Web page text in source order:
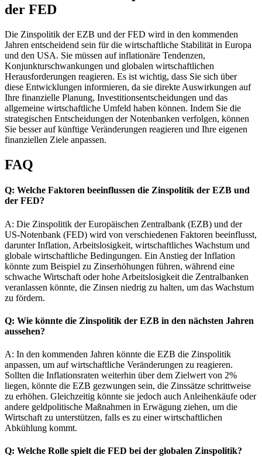
der FED
Die Zinspolitik der EZB und der FED wird in den kommenden
Jahren entscheidend sein für die wirtschaftliche Stabilität in Europa
und den USA. Sie müssen auf inflationäre Tendenzen,
Konjunkturschwankungen und globalen wirtschaftlichen
Herausforderungen reagieren. Es ist wichtig, dass Sie sich über
diese Entwicklungen informieren, da sie direkte Auswirkungen auf
Ihre finanzielle Planung, Investitionsentscheidungen und das
allgemeine wirtschaftliche Umfeld haben können. Indem Sie die
strategischen Entscheidungen der Notenbanken verfolgen, können
Sie besser auf künftige Veränderungen reagieren und Ihre eigenen
finanziellen Ziele anpassen.
FAQ
Q: Welche Faktoren beeinflussen die Zinspolitik der EZB und
der FED?
A: Die Zinspolitik der Europäischen Zentralbank (EZB) und der
US-Notenbank (FED) wird von verschiedenen Faktoren beeinflusst,
darunter Inflation, Arbeitslosigkeit, wirtschaftliches Wachstum und
globale wirtschaftliche Bedingungen. Ein Anstieg der Inflation
könnte zum Beispiel zu Zinserhöhungen führen, während eine
schwache Wirtschaft oder hohe Arbeitslosigkeit die Zentralbanken
veranlassen könnte, die Zinsen niedrig zu halten, um das Wachstum
zu fördern.
Q: Wie könnte die Zinspolitik der EZB in den nächsten Jahren
aussehen?
A: In den kommenden Jahren könnte die EZB die Zinspolitik
anpassen, um auf wirtschaftliche Veränderungen zu reagieren.
Sollten die Inflationsraten weiterhin über dem Zielwert von 2%
liegen, könnte die EZB gezwungen sein, die Zinssätze schrittweise
zu erhöhen. Gleichzeitig könnte sie jedoch auch Anleihenkäufe oder
andere geldpolitische Maßnahmen in Erwägung ziehen, um die
Wirtschaft zu unterstützen, falls es zu einer wirtschaftlichen
Abkühlung kommt.
Q: Welche Rolle spielt die FED bei der globalen Zinspolitik?